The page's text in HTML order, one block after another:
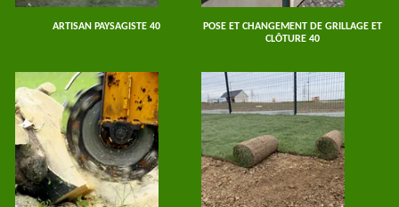
ARTISAN PAYSAGISTE 40
POSE ET CHANGEMENT DE GRILLAGE ET
CLÔTURE 40